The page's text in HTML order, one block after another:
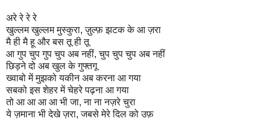
अरे रे रे रे
खुल्लम खुल्लम मुस्कुरा, ज़ुल्फ़ झटक के आ ज़रा
मै ही मै हू और बस तू ही तू
आ गुप चुप गुप चुप अब नहीं, चुप चुप चुप अब नहीं
छिड़ने दो अब खुल के गुफ्तगू
ख्वाबो में मुझको यकीन अब करना आ गया
सबको इस शेहर में चेहरे पढ़ना आ गया
तो आ आ आ आ भी जा, ना ना नज़रे चुरा
ये ज़माना भी देखे ज़रा, जबसे मेरे दिल को उफ़